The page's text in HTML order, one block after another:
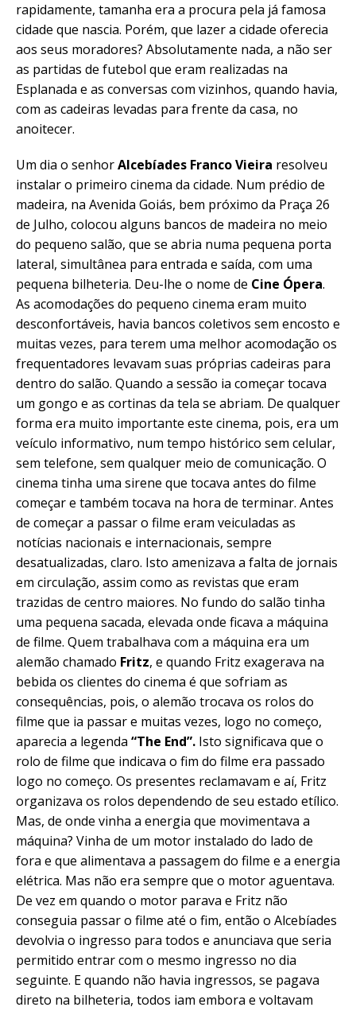
rapidamente, tamanha era a procura pela já famosa
cidade que nascia. Porém, que lazer a cidade oferecia
aos seus moradores? Absolutamente nada, a não ser
as partidas de futebol que eram realizadas na
Esplanada e as conversas com vizinhos, quando havia,
com as cadeiras levadas para frente da casa, no
anoitecer.
Um dia o senhorAlcebíades Franco Vieira resolveu
instalar o primeiro cinema da cidade. Num prédio de
madeira, na Avenida Goiás, bem próximo da Praça 26
de Julho, colocou alguns bancos de madeira no meio
do pequeno salão, que se abria numa pequena porta
lateral, simultânea para entrada e saída, com uma
pequena bilheteria. Deu-lhe o nome de Cine Ópera.
As acomodações do pequeno cinema eram muito
desconfortáveis, havia bancos coletivos sem encosto e
muitas vezes, para terem uma melhor acomodação os
frequentadores levavam suas próprias cadeiras para
dentro do salão. Quando a sessão ia começar tocava
um gongo e as cortinas da tela se abriam. De qualquer
forma era muito importante este cinema, pois, era um
veículo informativo, num tempo histórico sem celular,
sem telefone, sem qualquer meio de comunicação. O
cinema tinha uma sirene que tocava antes do filme
começar e também tocava na hora de terminar. Antes
de começar a passar o filme eram veiculadas as
notícias nacionais e internacionais, sempre
desatualizadas, claro. Isto amenizava a falta de jornais
em circulação, assim como as revistas que eram
trazidas de centro maiores. No fundo do salão tinha
uma pequena sacada, elevada onde ficava a máquina
de filme. Quem trabalhava com a máquina era um
alemão chamado Fritz, e quando Fritz exagerava na
bebida os clientes do cinema é que sofriam as
consequências, pois, o alemão trocava os rolos do
filme que ia passar e muitas vezes, logo no começo,
aparecia a legenda “The End”. Isto significava que o
rolo de filme que indicava o fim do filme era passado
logo no começo. Os presentes reclamavam e aí, Fritz
organizava os rolos dependendo de seu estado etílico.
Mas, de onde vinha a energia que movimentava a
máquina? Vinha de um motor instalado do lado de
fora e que alimentava a passagem do filme e a energia
elétrica. Mas não era sempre que o motor aguentava.
De vez em quando o motor parava e Fritz não
conseguia passar o filme até o fim, então o Alcebíades
devolvia o ingresso para todos e anunciava que seria
permitido entrar com o mesmo ingresso no dia
seguinte. E quando não havia ingressos, se pagava
direto na bilheteria, todos iam embora e voltavam